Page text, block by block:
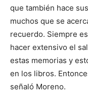
que también hace
muchos que se
recuerdo. Siempre
hacer extensivo el
estas memorias y
en los libros.
señaló Moreno.